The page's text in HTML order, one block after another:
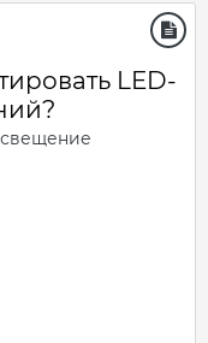
LED-